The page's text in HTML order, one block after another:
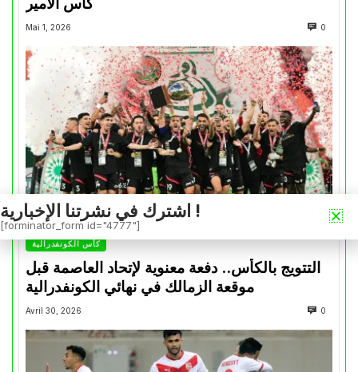
كأس الأمير
Mai 1, 2026 0
كأس الكونفدرالية
التتويج بالكأس.. دفعة معنوية لإتحاد العاصمة قبل
موقعة الزمالك في نهائي الكونفدرالية
Avril 30, 2026 0
اشترك في نشرتنا الإخبارية !
[forminator_form id="4777"]